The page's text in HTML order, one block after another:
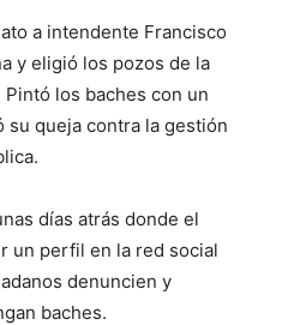
a intendente Francisco
y eligió los pozos de la
los baches con un
queja contra la gestión
días atrás donde el
un perfil en la red social
denuncien y
baches.